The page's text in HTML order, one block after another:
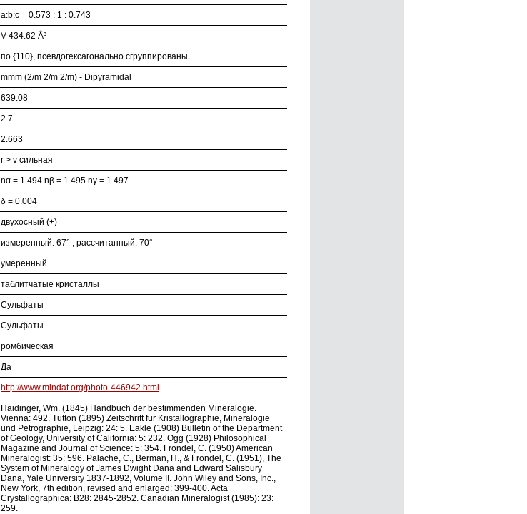
a:b:c = 0.573 : 1 : 0.743
V 434.62 Å³
по {110}, псевдогексагонально сгруппированы
mmm (2/m 2/m 2/m) - Dipyramidal
639.08
2.7
2.663
r > v сильная
nα = 1.494 nβ = 1.495 nγ = 1.497
δ = 0.004
двухосный (+)
измеренный: 67° , рассчитанный: 70°
умеренный
таблитчатые кристаллы
Сульфаты
Сульфаты
ромбическая
Да
http://www.mindat.org/photo-446942.html
Haidinger, Wm. (1845) Handbuch der bestimmenden Mineralogie.
Vienna: 492. Tutton (1895) Zeitschrift für Kristallographie, Mineralogie
und Petrographie, Leipzig: 24: 5. Eakle (1908) Bulletin of the Department
of Geology, University of California: 5: 232. Ogg (1928) Philosophical
Magazine and Journal of Science: 5: 354. Frondel, C. (1950) American
Mineralogist: 35: 596. Palache, C., Berman, H., & Frondel, C. (1951), The
System of Mineralogy of James Dwight Dana and Edward Salisbury
Dana, Yale University 1837-1892, Volume II. John Wiley and Sons, Inc.,
New York, 7th edition, revised and enlarged: 399-400. Acta
Crystallographica: B28: 2845-2852. Canadian Mineralogist (1985): 23:
259.